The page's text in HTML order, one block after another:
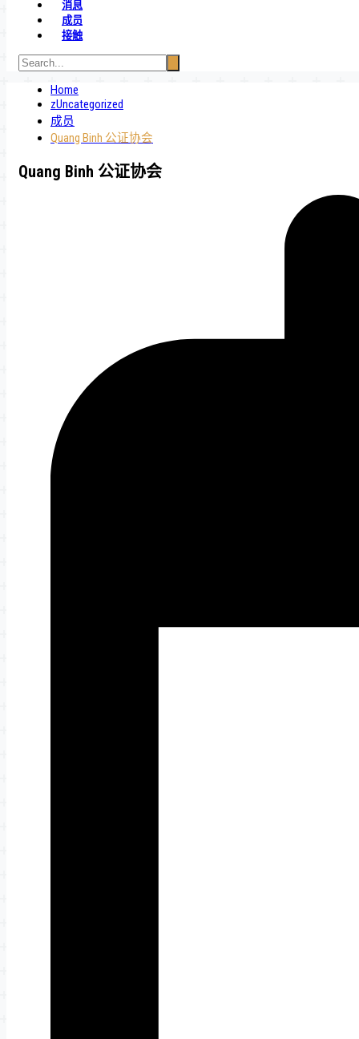
消息
成员
接触
Home
zUncategorized
成员
Quang Binh 公证协会
Quang Binh 公证协会